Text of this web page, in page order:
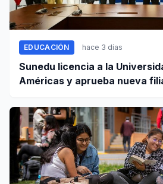
EDUCACIÓN hace 3 días
Sunedu licencia a la
Américas y aprueba nueva